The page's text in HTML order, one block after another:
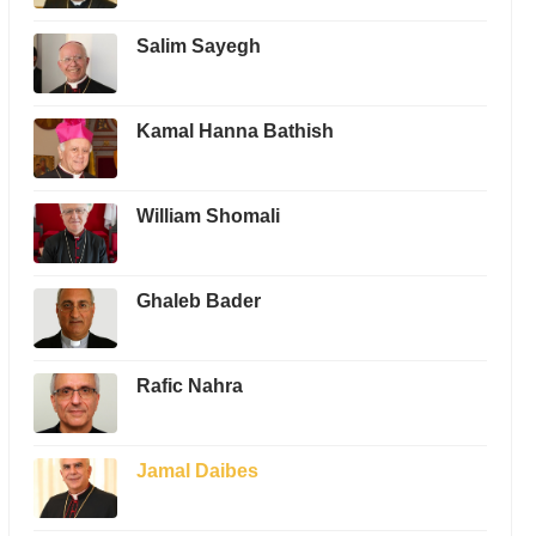
Salim Sayegh
Kamal Hanna Bathish
William Shomali
Ghaleb Bader
Rafic Nahra
Jamal Daibes